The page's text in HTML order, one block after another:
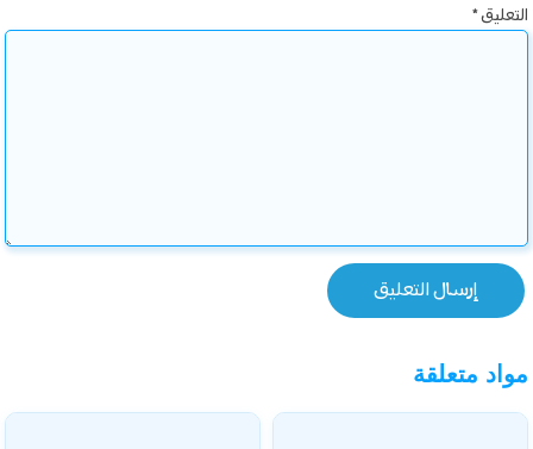
التعليق*
مواد متعلقة